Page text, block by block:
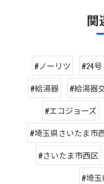
関
#ノーリツ #24号
#給湯器
#給湯器
#エコジョーズ
#埼玉県さいたま市
#さいたま市西区
#埼玉